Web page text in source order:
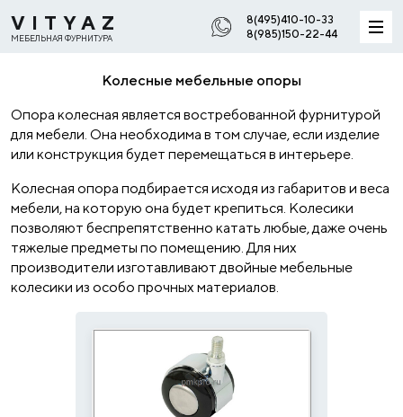
VITYAZ
МЕБЕЛЬНАЯ ФУРНИТУРА
8(495)410-10-33
8(985)150-22-44
Колесные мебельные опоры
Опора колесная является востребованной фурнитурой
для мебели. Она необходима в том случае, если изделие
или конструкция будет перемещаться в интерьере.
Колесная опора подбирается исходя из габаритов и веса
мебели, на которую она будет крепиться. Колесики
позволяют беспрепятственно катать любые, даже очень
тяжелые предметы по помещению. Для них
производители изготавливают двойные мебельные
колесики из особо прочных материалов.